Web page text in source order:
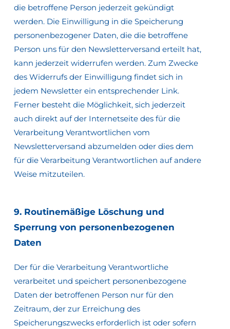
die betroffene Person jederzeit gekündigt
werden. Die Einwilligung in die Speicherung
personenbezogener Daten, die die betroffene
Person uns für den Newsletterversand erteilt hat,
kann jederzeit widerrufen werden. Zum Zwecke
des Widerrufs der Einwilligung findet sich in
jedem Newsletter ein entsprechender Link.
Ferner besteht die Möglichkeit, sich jederzeit
auch direkt auf der Internetseite des für die
Verarbeitung Verantwortlichen vom
Newsletterversand abzumelden oder dies dem
für die Verarbeitung Verantwortlichen auf andere
Weise mitzuteilen.
9. Routinemäßige Löschung und
Sperrung von personenbezogenen
Daten
Der für die Verarbeitung Verantwortliche
verarbeitet und speichert personenbezogene
Daten der betroffenen Person nur für den
Zeitraum, der zur Erreichung des
Speicherungszwecks erforderlich ist oder sofern